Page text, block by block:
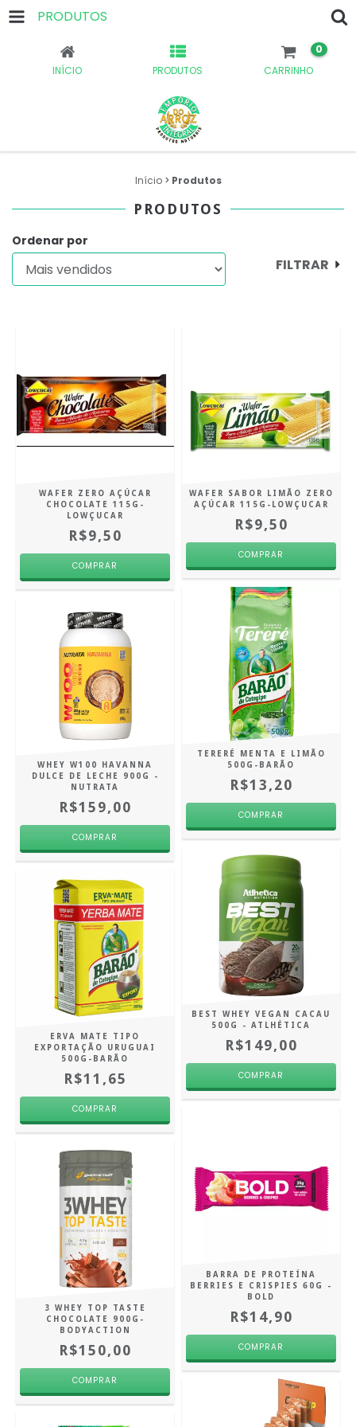
PRODUTOS
INÍCIO PRODUTOS CARRINHO
0
Início > Produtos
PRODUTOS
Ordenar por
FILTRAR
WAFER ZERO AÇÚCAR
CHOCOLATE 115G-
LOWÇUCAR
R$9,50
WAFER SABOR LIMÃO ZERO
AÇÚCAR 115G-LOWÇUCAR
R$9,50
WHEY W100 HAVANNA
DULCE DE LECHE 900G -
NUTRATA
R$159,00
TERERÉ MENTA E LIMÃO
500G-BARÃO
R$13,20
ERVA MATE TIPO
EXPORTAÇÃO URUGUAI
500G-BARÃO
R$11,65
BEST WHEY VEGAN CACAU
500G - ATLHÉTICA
R$149,00
3 WHEY TOP TASTE
CHOCOLATE 900G-
BODYACTION
R$150,00
BARRA DE PROTEÍNA
BERRIES E CRISPIES 60G -
BOLD
R$14,90